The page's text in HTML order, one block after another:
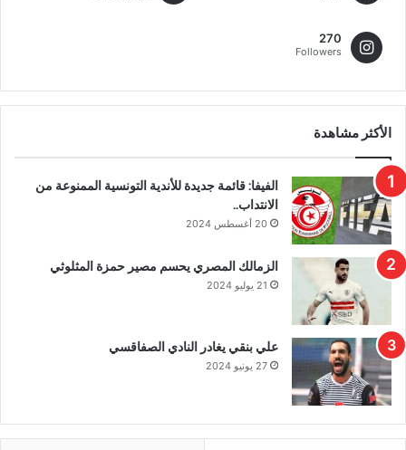
270
Followers
الأكثر مشاهدة
الفيفا: قائمة جديدة للأندية التونسية الممنوعة من
الانتداب..
20 أغسطس 2024
الزمالك المصري يحسم مصير حمزة المثلوثي
21 يوليو 2024
علي بنقي يغادر النادي الصفاقسي
27 يونيو 2024